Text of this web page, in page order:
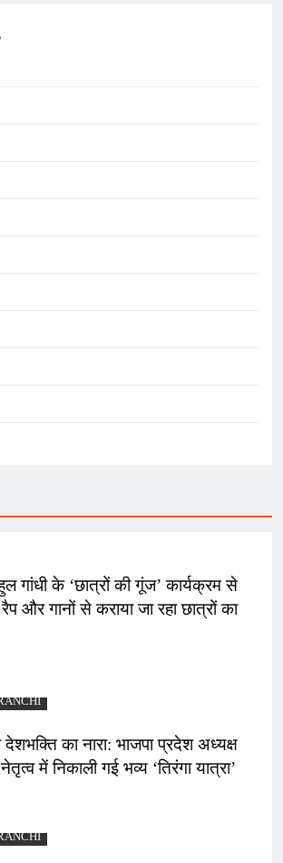
गांधी के ‘छात्रों की गूंज’ कार्यक्रम से
और गानों से कराया जा रहा छात्रों का
का नारा: भाजपा प्रदेश अध्यक्ष
में निकाली गई भव्य ‘तिरंगा यात्रा’